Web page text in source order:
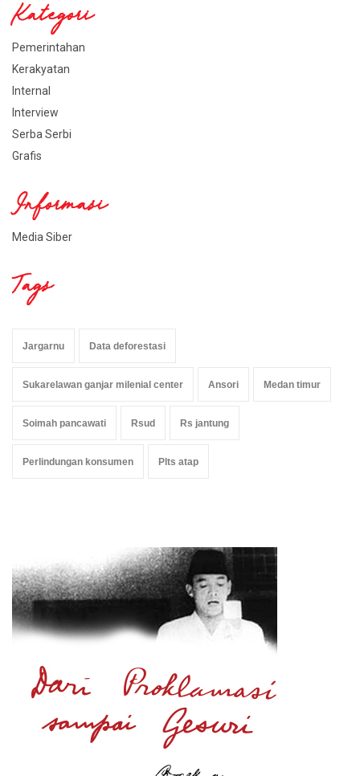
Kategori
Pemerintahan
Kerakyatan
Internal
Interview
Serba Serbi
Grafis
Informasi
Media Siber
Tags
Jargarnu Data deforestasi
Sukarelawan ganjar milenial center Ansori Medan timur
Soimah pancawati Rsud Rs jantung
Perlindungan konsumen Plts atap